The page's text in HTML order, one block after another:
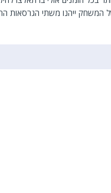
המשחק ייהנו משתי הגרסאות